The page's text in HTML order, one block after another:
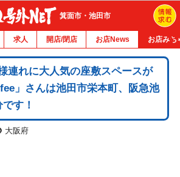
箕面市・池田市
求人 開店/閉店 お店News お店みち
連れに大人気の座敷スペースが
」さんは池田市栄本町、阪急池
す！
大阪府